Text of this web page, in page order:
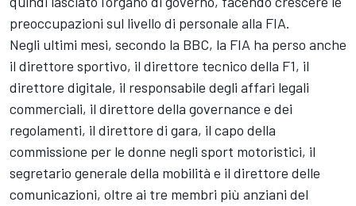
preoccupazioni sul livello di personale alla FIA.
Negli ultimi mesi, secondo la BBC, la FIA ha perso anche
il direttore sportivo, il direttore tecnico della F1, il
direttore digitale, il responsabile degli affari legali
commerciali, il direttore della governance e dei
regolamenti, il direttore di gara, il capo della
commissione per le donne negli sport motoristici, il
segretario generale della mobilità e il direttore delle
comunicazioni, oltre ai tre membri più anziani del